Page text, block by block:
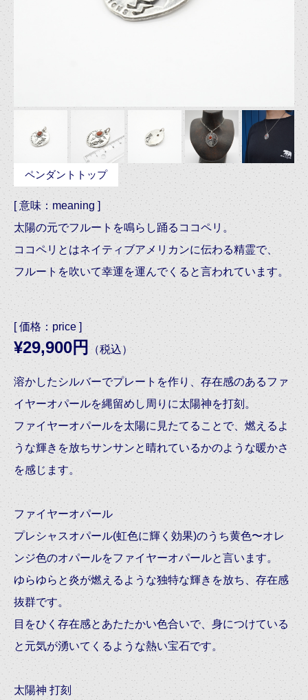
ペンダントトップ
[ 意味：meaning ]
太陽の元でフルートを鳴らし踊るココペリ。
ココペリとはネイティブアメリカンに伝わる精霊で、
フルートを吹いて幸運を運んでくると言われています。
[ 価格：price ]
¥29,900円 （税込）
溶かしたシルバーでプレートを作り、存在感のあるファ
イヤーオパールを縄留めし周りに太陽神を打刻。
ファイヤーオパールを太陽に見たてることで、燃えるよ
うな輝きを放ちサンサンと晴れているかのような暖かさ
を感じます。
ファイヤーオパール
プレシャスオパール(虹色に輝く効果)のうち黄色〜オレ
ンジ色のオパールをファイヤーオパールと言います。
ゆらゆらと炎が燃えるような独特な輝きを放ち、存在感
抜群です。
目をひく存在感とあたたかい色合いで、身につけている
と元気が湧いてくるような熱い宝石です。
太陽神 打刻